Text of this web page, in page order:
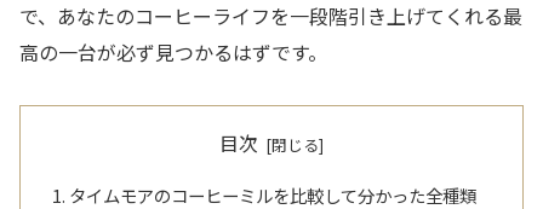
で、あなたのコーヒーライフを一段階引き上げてくれる最
高の一台が必ず見つかるはずです。
目次
タイムモアのコーヒーミルを比較して分かった全種類